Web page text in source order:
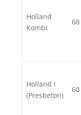
Holland
Kombi
60
Holland I
(Presbeton)
60